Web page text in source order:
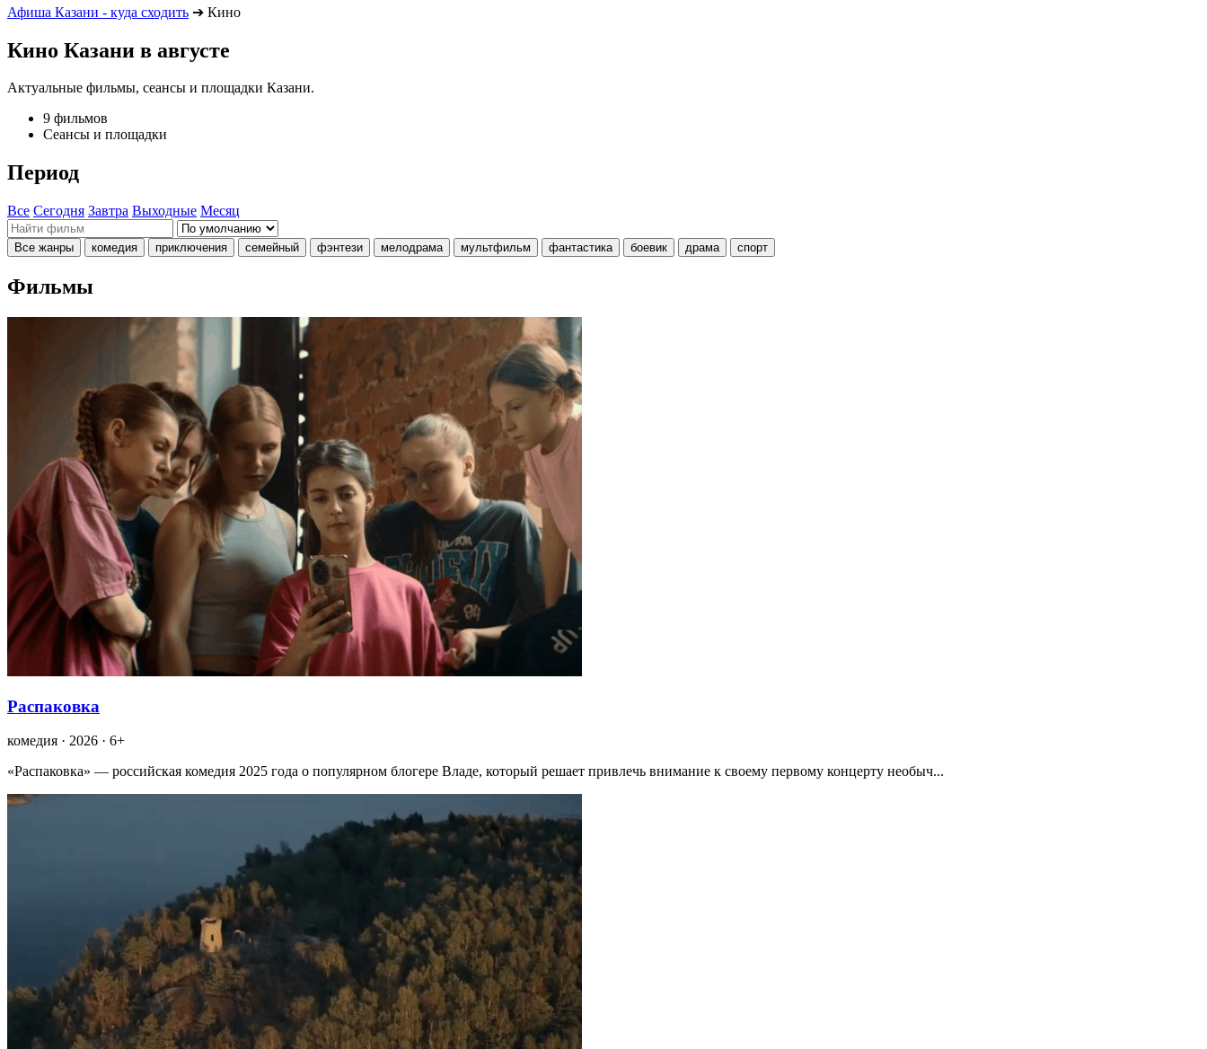
Афиша Казани - куда сходить ➔ Кино
Кино Казани в августе
Актуальные фильмы, сеансы и площадки Казани.
9 фильмов
Сеансы и площадки
Период
Все Сегодня Завтра Выходные Месяц
Все жанры комедия приключения семейный фэнтези мелодрама мультфильм фантастика боевик драма спорт
Фильмы
Распаковка
комедия · 2026 · 6+
«Распаковка» — российская комедия 2025 года о популярном блогере Владе, который решает привлечь внимание к своему первому концерту необыч...